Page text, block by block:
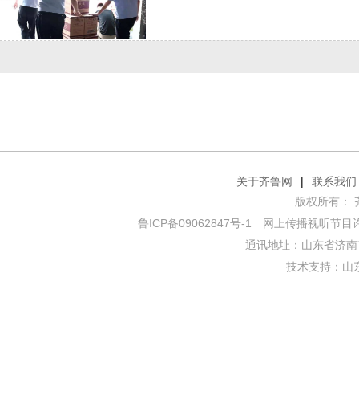
关于齐鲁网 |
联系我们
版权所有：
鲁ICP备09062847号-1 网上传播视听节目
通讯地址：山东省济
技术支持： 山